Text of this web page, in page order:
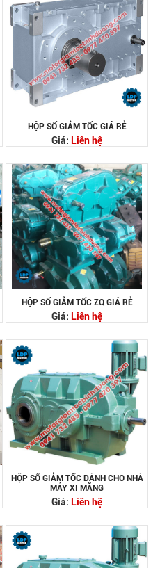
HỘP SỐ GIẢM TỐC GIÁ RẺ
Giá: Liên hệ
HỘP SỐ GIẢM TỐC ZQ GIÁ RẺ
Giá: Liên hệ
HỘP SỐ GIẢM TỐC DÀNH CHO NHÀ
MÁY XI MĂNG
Giá: Liên hệ